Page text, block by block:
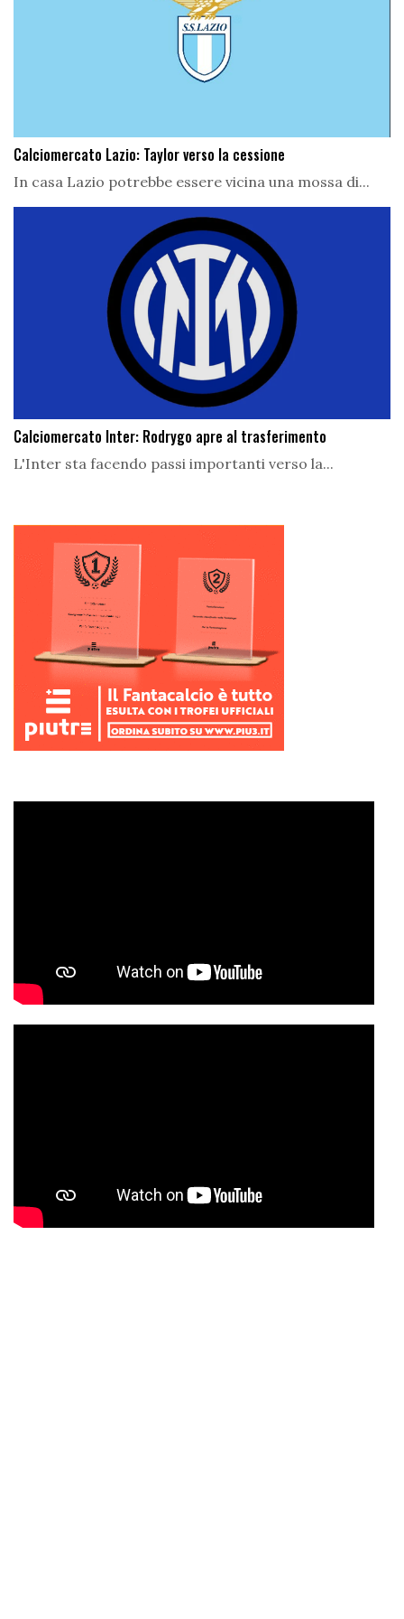
Calciomercato Lazio: Taylor verso la cessione
In casa Lazio potrebbe essere vicina una mossa di...
Calciomercato Inter: Rodrygo apre al trasferimento
L'Inter sta facendo passi importanti verso la...